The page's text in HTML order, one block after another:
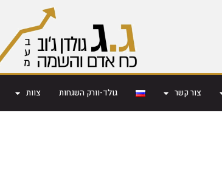
צור קשר גולד-וורק השגחות צוות